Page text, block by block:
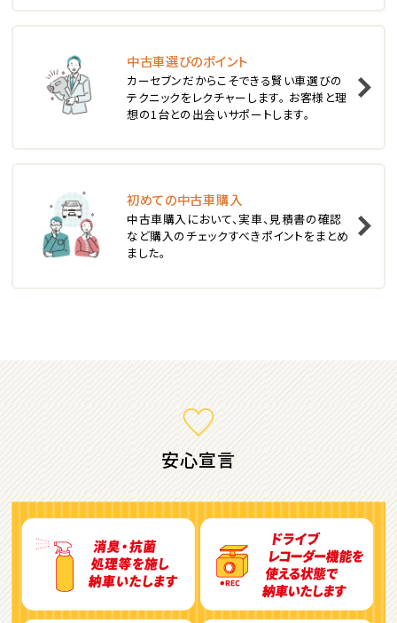
2位
スバル
レガシィツーリングワゴン
3位
トヨタ
カローラフィールダー
2
トヨタ
アルファード
位
中古車選びのポイント
カーセブンだからこそできる賢い車選びの
テクニックをレクチャーします。 お客様と理
想の1台との出会いサポートします。
初めての中古車購入
中古車購入において、実車、見積書の確認
など購入のチェックすべきポイントをまとめ
ました。
安心宣言